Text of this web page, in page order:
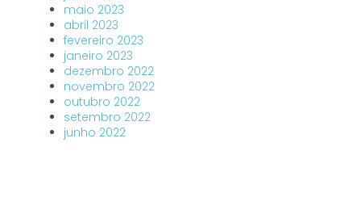
maio 2023
abril 2023
fevereiro 2023
janeiro 2023
dezembro 2022
novembro 2022
outubro 2022
setembro 2022
junho 2022